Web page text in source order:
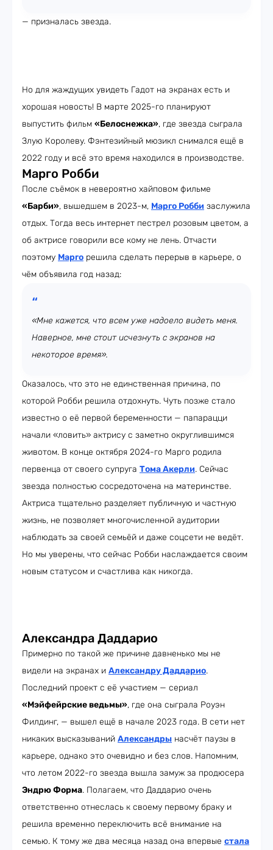
— призналась звезда.
Но для жаждущих увидеть Гадот на экранах есть и
хорошая новость! В марте 2025-го планируют
выпустить фильм «Белоснежка», где звезда сыграла
Злую Королеву. Фэнтезийный мюзикл снимался ещё в
2022 году и всё это время находился в производстве.
Марго Робби
После съёмок в невероятно хайповом фильме
«Барби», вышедшем в 2023-м, Марго Робби заслужила
отдых. Тогда весь интернет пестрел розовым цветом, а
об актрисе говорили все кому не лень. Отчасти
поэтому Марго решила сделать перерыв в карьере, о
чём объявила год назад:
«Мне кажется, что всем уже надоело видеть меня.
Наверное, мне стоит исчезнуть с экранов на
некоторое время».
Оказалось, что это не единственная причина, по
которой Робби решила отдохнуть. Чуть позже стало
известно о её первой беременности — папарацци
начали «ловить» актрису с заметно округлившимся
животом. В конце октября 2024-го Марго родила
первенца от своего супруга Тома Акерли. Сейчас
звезда полностью сосредоточена на материнстве.
Актриса тщательно разделяет публичную и частную
жизнь, не позволяет многочисленной аудитории
наблюдать за своей семьёй и даже соцсети не ведёт.
Но мы уверены, что сейчас Робби наслаждается своим
новым статусом и счастлива как никогда.
Александра Даддарио
Примерно по такой же причине давненько мы не
видели на экранах и Александру Даддарио.
Последний проект с её участием — сериал
«Мэйфейрские ведьмы», где она сыграла Роуэн
Филдинг, — вышел ещё в начале 2023 года. В сети нет
никаких высказываний Александры насчёт паузы в
карьере, однако это очевидно и без слов. Напомним,
что летом 2022-го звезда вышла замуж за продюсера
Эндрю Форма. Полагаем, что Даддарио очень
ответственно отнеслась к своему первому браку и
решила временно переключить всё внимание на
семью. К тому же два месяца назад она впервые стала